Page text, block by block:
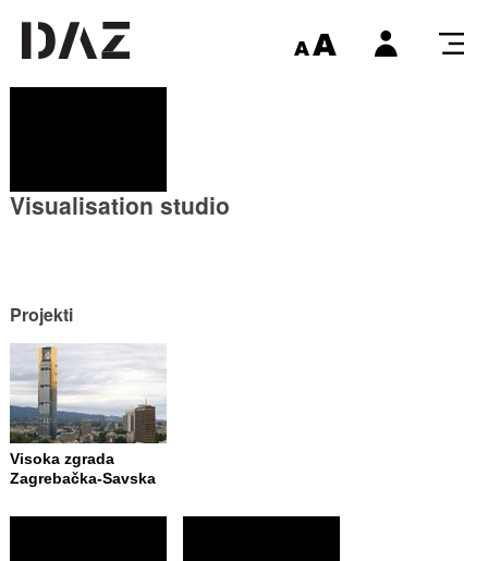
Visualisation studio
Projekti
Visoka zgrada
Zagrebačka-Savska